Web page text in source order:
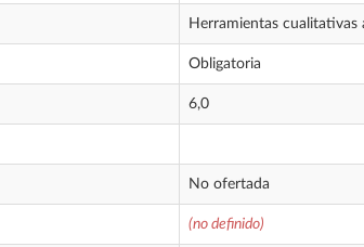
Herramientas cualitativas
Obligatoria
6,0
No ofertada
(no definido)